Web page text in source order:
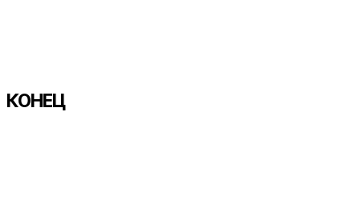
КОНЕЦ